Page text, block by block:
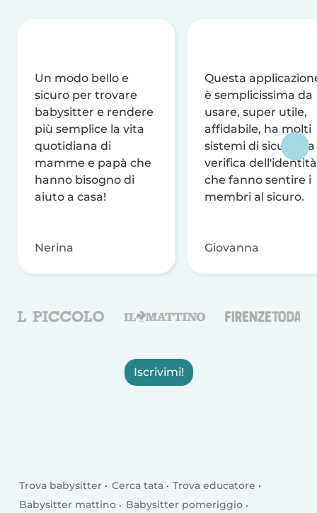
Un modo bello e
sicuro per trovare
babysitter e rendere
più semplice la vita
quotidiana di
mamme e papà che
hanno bisogno di
aiuto a casa!
Nerina
Questa
è semplicissima da
usare, super utile,
affidabile, ha molti
sistemi di sicurezza
verifica dell'identità
che fanno sentire i
membri al sicuro.
Giovanna
Iscrivimi!
Trova babysitter Cerca tata
Trova educatore
Babysitter mattino
Babysitter pomeriggio